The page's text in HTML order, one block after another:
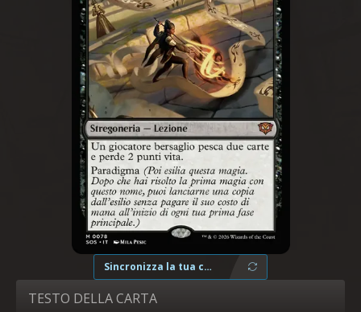
Sincronizza la tua collezione
TESTO DELLA CARTA